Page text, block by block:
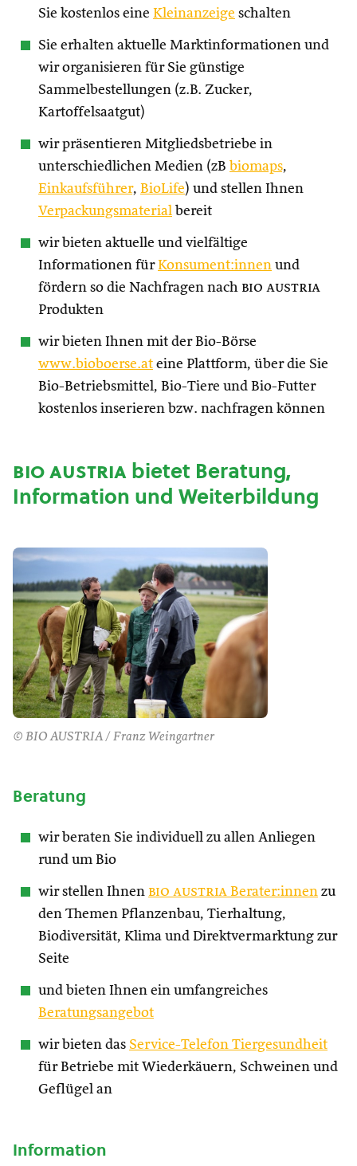
Sie kostenlos eine Kleinanzeige schalten
Sie erhalten aktuelle Marktinformationen und
wir organisieren für Sie günstige
Sammelbestellungen (z.B. Zucker,
Kartoffelsaatgut)
wir präsentieren Mitgliedsbetriebe in
unterschiedlichen Medien (zB biomaps,
Einkaufsführer, BioLife) und stellen Ihnen
Verpackungsmaterial bereit
wir bieten aktuelle und vielfältige
Informationen fürKonsument:innen und
fördern so die Nachfragen nach bio austria
Produkten
wir bieten Ihnen mit der Bio-Börse
www.bioboerse.at eine Plattform, über die Sie
Bio-Betriebsmittel, Bio-Tiere und Bio-Futter
kostenlos inserieren bzw. nachfragen können
bio austriabietet Beratung,
Information und Weiterbildung
© BIO AUSTRIA / Franz Weingartner
Beratung
wir beraten Sie individuell zu allen Anliegen
rund um Bio
wir stellen Ihnen bio austria Berater:innen zu
den Themen Pflanzenbau, Tierhaltung,
Biodiversität, Klima und Direktvermarktung zur
Seite
und bieten Ihnen ein umfangreiches
Beratungsangebot
wir bieten das Service-Telefon Tiergesundheit
für Betriebe mit Wiederkäuern, Schweinen und
Geflügel an
Information